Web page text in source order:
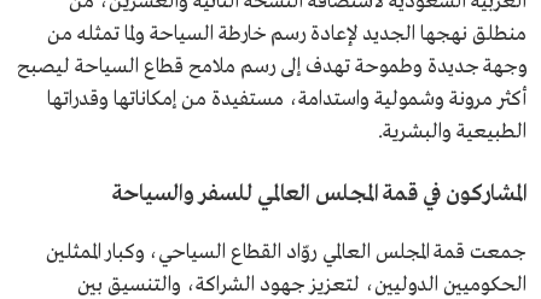
منطلق نهجها الجديد لإعادة رسم خارطة السياحة ولما تمثله من
وجهة جديدة وطموحة تهدف إلى رسم ملامح قطاع السياحة ليصبح
أكثر مرونة وشمولية واستدامة، مستفيدة من إمكاناتها وقدراتها
الطبيعية والبشرية.
المشاركون في قمة المجلس العالمي للسفر والسياحة
جمعت قمة المجلس العالمي روّاد القطاع السياحي، وكبار الممثلين
الحكوميين الدوليين، لتعزيز جهود الشراكة، والتنسيق بين